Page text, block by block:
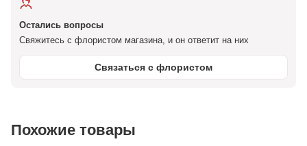
Остались вопросы
Свяжитесь с флористом магазина, и он ответит на них
Связаться с флористом
Похожие товары